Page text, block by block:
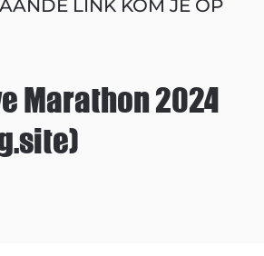
LINK KOM JE OP
Marathon 2024